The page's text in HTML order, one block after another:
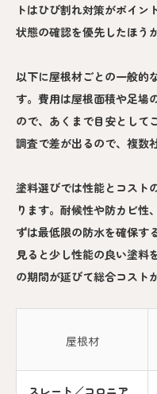
トはひび割れ対策がポイン
状態の確認を優先したほう
以下に屋根材ごとの一般的
す。費用は屋根面積や足場
ので、あくまで目安として
調査で差が出るので、複数
塗料選びでは性能とコスト
ります。耐候性や防カビ性
ずは最低限の防水を確保す
見ると少し性能の良い塗料
の期間が延びて総合コスト
屋根材
スレート／コロニア